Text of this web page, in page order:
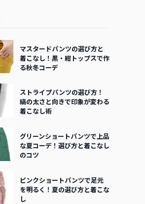
マスタードパンツの選び方と
着こなし！黒・紺トップスで作
る秋冬コーデ
ストライプパンツの選び方！
縞の太さと向きで印象が変わる
着こなし術
グリーンショートパンツで上品
な夏コーデ！選び方と着こなし
のコツ
ピンクショートパンツで足元
を明るく！夏の選び方と着こな
し